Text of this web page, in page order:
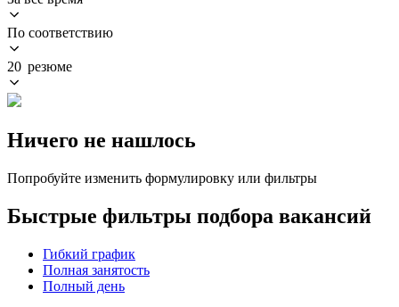
По соответствию
20 резюме
Ничего не нашлось
Попробуйте изменить формулировку или фильтры
Быстрые фильтры подбора вакансий
Гибкий график
Полная занятость
Полный день